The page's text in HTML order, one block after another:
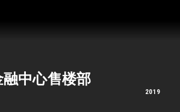
融中心售楼部
2019